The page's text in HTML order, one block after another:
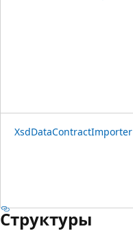
XsdDataContractImporter
Структуры